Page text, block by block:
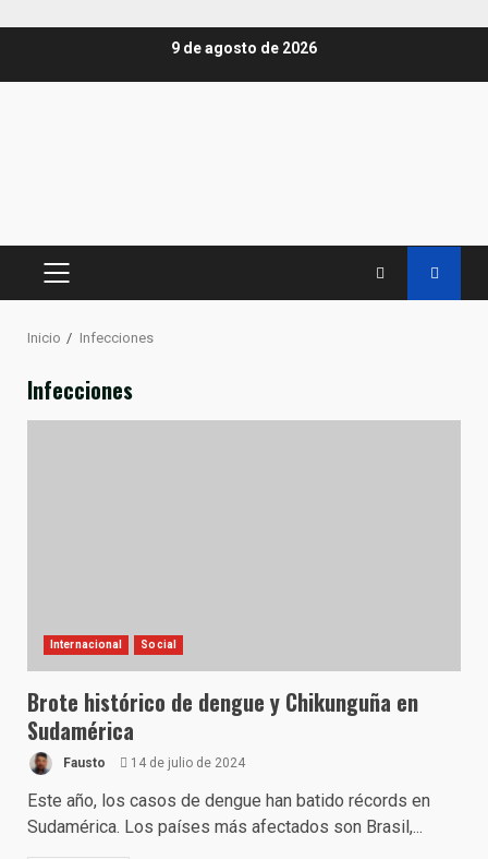
9 de agosto de 2026
MENÚ
Inicio Infecciones
Infecciones
Internacional Social
Brote histórico de dengue y Chikunguña en
Sudamérica
Fausto 14 de julio de 2024
Este año, los casos de dengue han batido récords en
Sudamérica. Los países más afectados son Brasil,...